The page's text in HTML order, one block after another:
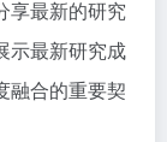
享最新的研究
示最新研究成
融合的重要契